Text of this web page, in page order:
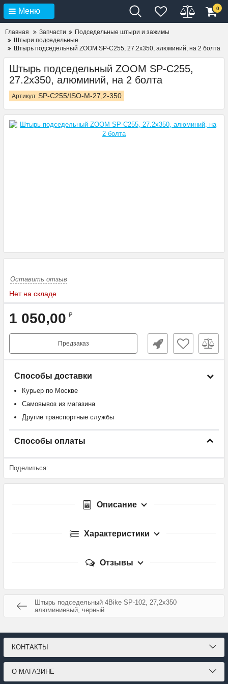
Меню 0
Главная Запчасти
Подседельные штыри и зажимы
Штыри подседельные
Штырь подседельный ZOOM SP-C255, 27.2х350, алюминий, на 2 болта
Штырь подседельный ZOOM SP-C255,
27.2х350, алюминий, на 2 болта
Артикул: SP-C255/ISO-M-27,2-350
Оставить отзыв
Нет на складе
1 050,00 ₽
Предзаказ
Способы доставки
Курьер по Москве
Самовывоз из магазина
Другие транспортные службы
Способы оплаты
Поделиться:
Описание
Характеристики
Отзывы
Штырь подседельный 4Bike SP-102, 27,2х350
алюминиевый, черный
КОНТАКТЫ
О МАГАЗИНЕ